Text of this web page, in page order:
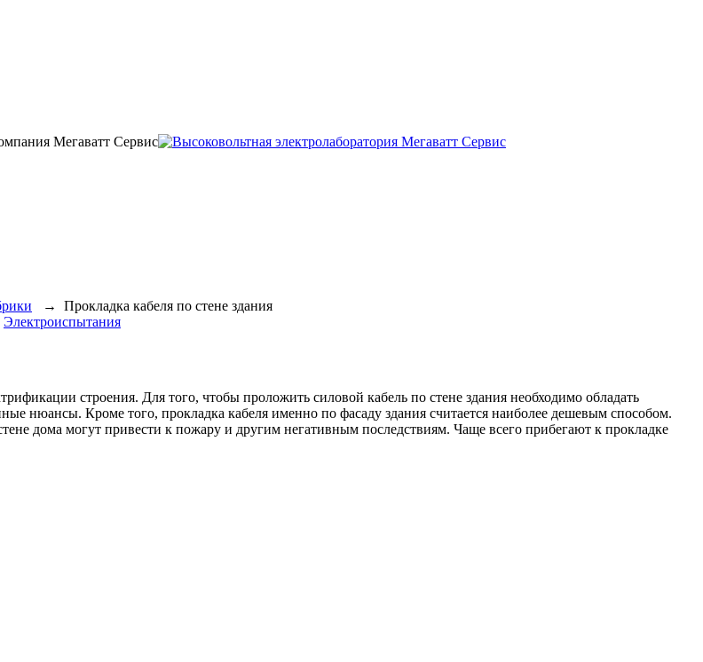
Мегаватт Сервис
→ Прокладка кабеля по стене здания
Электроиспытания
строения. Для того, чтобы проложить силовой кабель по стене здания необходимо обладать
нюансы. Кроме того, прокладка кабеля именно по фасаду здания считается наиболее дешевым способом.
дома могут привести к пожару и другим негативным последствиям. Чаще всего прибегают к прокладке